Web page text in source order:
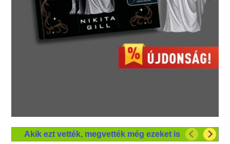
Akik ezt vették, megvették még ezeket is